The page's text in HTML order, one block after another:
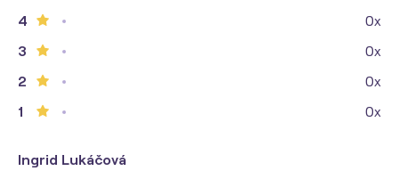
4
0x
3
0x
2
0x
1
0x
Ingrid Lukáčová